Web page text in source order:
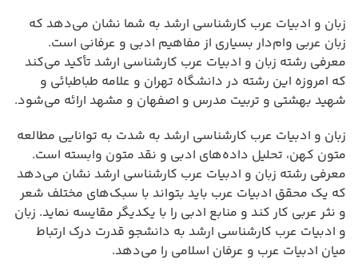
زبان و ادبیات عرب کارشناسی ارشد به شما نشان می‌دهد که
زبان عربی وام‌دار بسیاری از مفاهیم ادبی و عرفانی است.
معرفی رشته زبان و ادبیات عرب کارشناسی ارشد تأکید می‌کند
که امروزه این رشته در دانشگاه تهران و علامه طباطبائی و
شهید بهشتی و تربیت مدرس و اصفهان و مشهد ارائه می‌شود.
زبان و ادبیات عرب کارشناسی ارشد به شدت به توانایی مطالعه
متون کهن، تحلیل داده‌های ادبی و نقد متون وابسته است.
معرفی رشته زبان و ادبیات عرب کارشناسی ارشد نشان می‌دهد
که یک محقق ادبیات عرب باید بتواند با سبک‌های مختلف شعر
و نثر عربی کار کند و منابع ادبی را با یکدیگر مقایسه نماید. زبان
و ادبیات عرب کارشناسی ارشد به دانشجو قدرت درک ارتباط
میان ادبیات عرب و عرفان اسلامی را می‌دهد.